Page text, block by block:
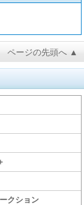
ページの先頭へ ▲
クション